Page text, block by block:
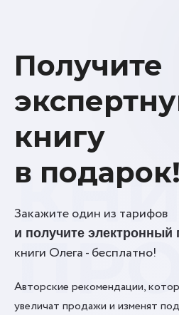
Получите
книгу
в подарок!
Закажите один из тарифов
и получите электронный
книги Олега - бесплатно!
Авторские рекомендации,
увеличат продажи и изменят